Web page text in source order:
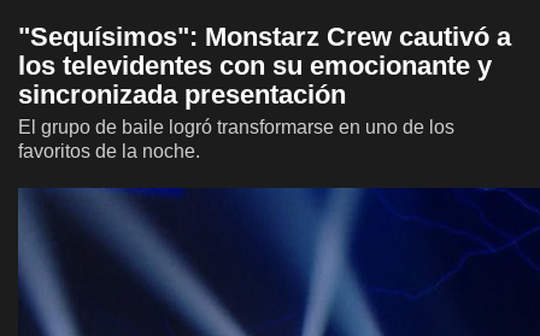
"Sequísimos": Monstarz Crew cautivó a
los televidentes con su emocionante y
sincronizada presentación
El grupo de baile logró transformarse en uno de los
favoritos de la noche.